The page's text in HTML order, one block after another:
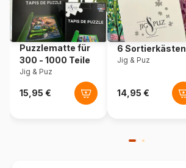
Teileanzahl 24 Teile
Maße 37 x 29 cm
Puzzlematte für
300 - 1000 Teile
Jig & Puz
6 Sortierkästen
Jig & Puz